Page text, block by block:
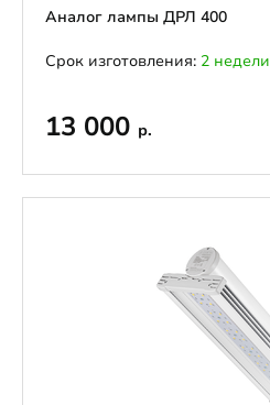
Аналог лампы ДРЛ 400
Срок изготовления: 2 недели
13 000 р.